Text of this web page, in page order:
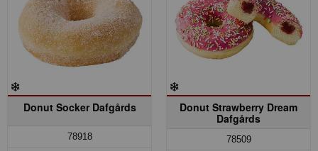
Donut Socker Dafgårds
78918
Donut Strawberry Dream
Dafgårds
78509